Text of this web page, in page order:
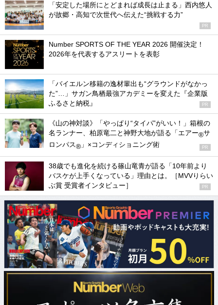
「安定した場所にとどまれば成長は止まる」西内悠人
が故郷・高知で次世代へ伝えた“挑戦する力”
PR
Number SPORTS OF THE YEAR 2026 開催決定！
2026年を代表するアスリートを表彰
「バイエルン移籍の逸材輩出も“グラウンドがなかっ
た”…」サガン鳥栖最強アカデミーを変えた『企業版
ふるさと納税』
PR
《山の神対談》「やっぱり“タイパ”がいい！」箱根の
名ランナー、柏原竜二と神野大地が語る「エアー®サ
ロンパス® 」×コンディショニング術 PR
38歳でも進化を続ける篠山竜青が語る「10年前より
バスケが上手くなっている」理由とは。［MVVりらい
ぶ賞 受賞者インタビュー］
PR